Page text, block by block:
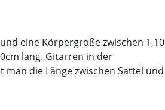
eine Körpergröße zwischen 1,10
lang. Gitarren in der
die Länge zwischen Sattel und